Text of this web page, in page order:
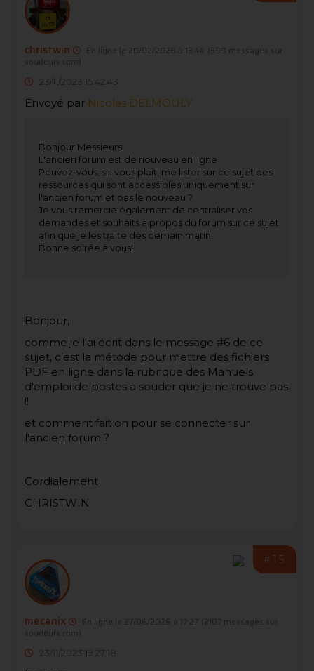
christwin En ligne le 20/02/2026 à 13:44
(599 messages sur
soudeurs.com)
23/11/2023 15:42:43
Envoyé par Nicolas DELMOULY
Bonjour Messieurs
L'ancien forum est de nouveau en ligne
Pouvez-vous, s'il vous plait, me lister sur ce sujet des
ressources qui sont accessibles uniquement sur
l'ancien forum et pas le nouveau ?
Je vous remercie également de centraliser vos
demandes et souhaits à propos du forum sur ce sujet
afin que je les traite dès demain matin!
Bonne soirée à vous!
Bonjour,
comme je l'ai écrit dans le message #6 de ce
sujet, c'est la métode pour mettre des fichiers
PDF en ligne dans la rubrique des Manuels
d'emploi de postes à souder que je ne trouve pas
!!
et comment fait on pour se connecter sur
l'ancien forum ?
Cordialement
CHRISTWIN
#15
mecanix En ligne le 27/06/2026 à 17:27 (2107 messages sur
soudeurs.com)
23/11/2023 19:27:18